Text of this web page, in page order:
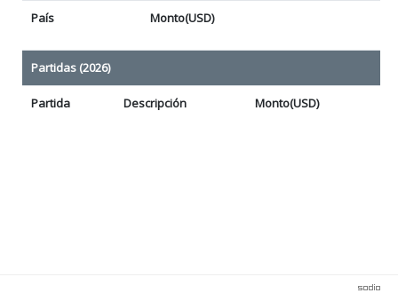
País Monto(USD)
Partidas (2026)
Partida Descripción Monto(USD)